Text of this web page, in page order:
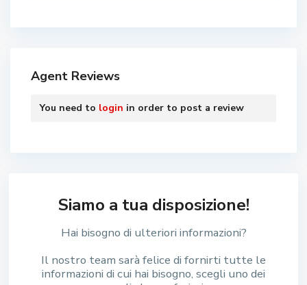
Agent Reviews
You need to login in order to post a review
Siamo a tua disposizione!
Hai bisogno di ulteriori informazioni?
Il nostro team sarà felice di fornirti tutte le
informazioni di cui hai bisogno, scegli uno dei